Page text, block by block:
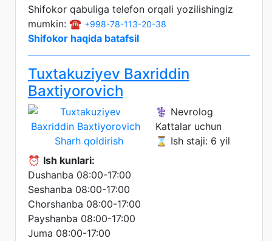
Shifokor qabuliga telefon orqali yozilishingiz
mumkin: ☎️ +998-78-113-20-38
Shifokor haqida batafsil
Tuxtakuziyev Baxriddin
Baxtiyorovich
Sharh qoldirish
⚕️ Nevrolog
Kattalar uchun
⌛ Ish staji: 6 yil
⏰ Ish kunlari:
Dushanba 08:00-17:00
Seshanba 08:00-17:00
Chorshanba 08:00-17:00
Payshanba 08:00-17:00
Juma 08:00-17:00